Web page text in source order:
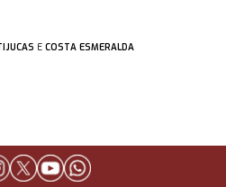
E COSTA ESMERALDA